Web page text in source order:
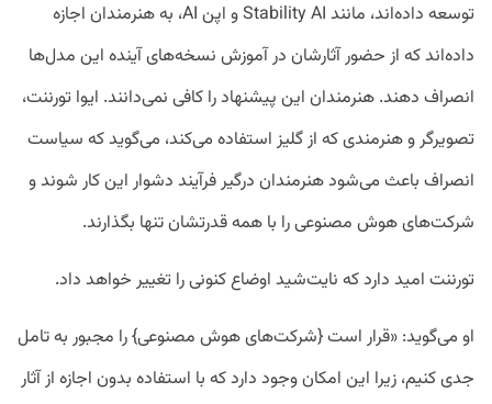
توسعه داده‌اند، مانند Stability AI و اپن AI، به هنرمندان اجازه
داده‌اند که از حضور آثارشان در آموزش نسخه‌های آینده این مدل‌ها
انصراف دهند. هنرمندان این پیشنهاد را کافی نمی‌دانند. ایوا تورننت،
تصویرگر و هنرمندی که از گلیز استفاده می‌کند، می‌گوید که سیاست
انصراف باعث می‌شود هنرمندان درگیر فرآیند دشوار این کار شوند و
شرکت‌های هوش مصنوعی را با همه قدرتشان تنها بگذارند.
تورننت امید دارد که نایت‌شید اوضاع کنونی را تغییر خواهد داد.
او می‌گوید: «قرار است {شرکت‌های هوش مصنوعی} را مجبور به تامل
جدی کنیم، زیرا این امکان وجود دارد که با استفاده بدون اجازه از آثار